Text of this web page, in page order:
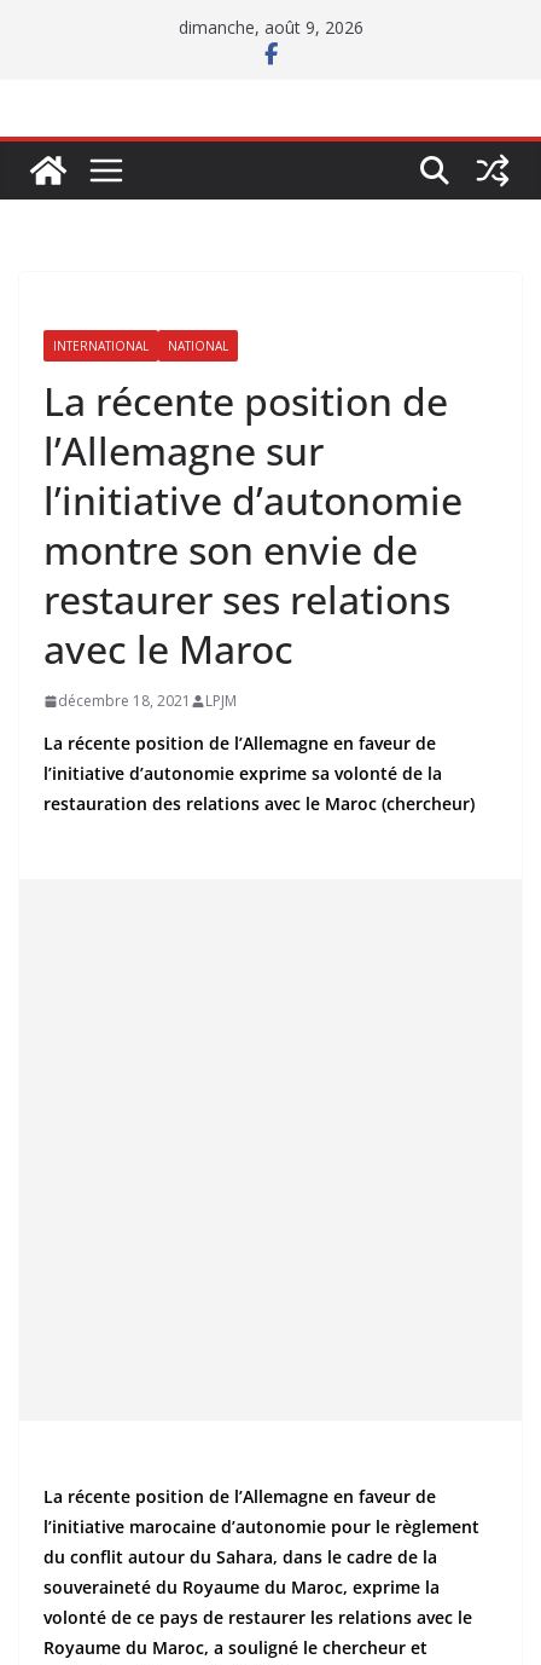
dimanche, août 9, 2026
INTERNATIONAL NATIONAL
La récente position de
l’Allemagne sur
l’initiative d’autonomie
montre son envie de
restaurer ses relations
avec le Maroc
décembre 18, 2021 LPJM
La récente position de l’Allemagne en faveur de
l’initiative d’autonomie exprime sa volonté de la
restauration des relations avec le Maroc (chercheur)
La récente position de l’Allemagne en faveur de
l’initiative marocaine d’autonomie pour le règlement
du conflit autour du Sahara, dans le cadre de la
souveraineté du Royaume du Maroc, exprime la
volonté de ce pays de restaurer les relations avec le
Royaume du Maroc, a souligné le chercheur et